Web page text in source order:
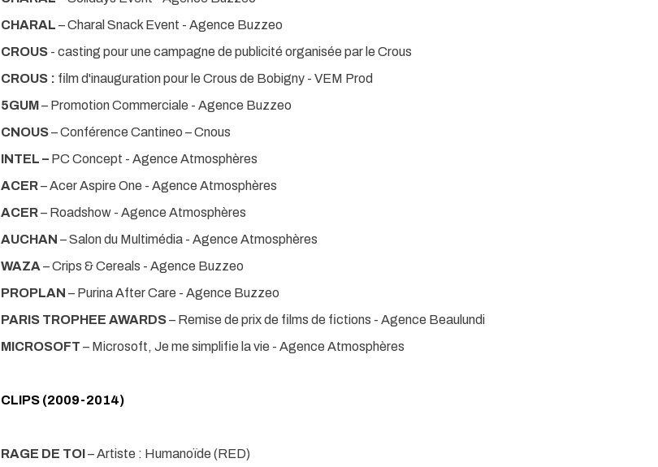
CHARAL – Charal Snack Event - Agence Buzzeo
CROUS - casting pour une campagne de publicité organisée par le Crous
CROUS : film d'inauguration pour le Crous de Bobigny - VEM Prod
5GUM– Promotion Commerciale - Agence Buzzeo
CNOUS– Conférence Cantineo – Cnous
INTEL – PC Concept - Agence Atmosphères
ACER– Acer Aspire One - Agence Atmosphères
ACER– Roadshow - Agence Atmosphères
AUCHAN – Salon du Multimédia - Agence Atmosphères
WAZA – Crips & Cereals - Agence Buzzeo
PROPLAN – Purina After Care - Agence Buzzeo
PARIS TROPHEE AWARDS– Remise de prix de films de fictions - Agence Beaulundi
MICROSOFT – Microsoft, Je me simplifie la vie - Agence Atmosphères
CLIPS (2009-2014)
RAGE DE TOI– Artiste : Humanoïde (RED)